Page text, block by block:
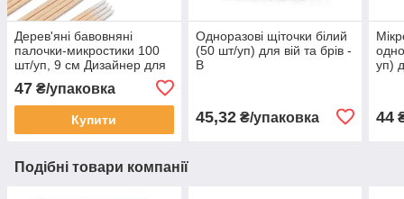
Дерев'яні бавовняні
палочки-микростики 100
шт/уп, 9 см Дизайнер для
нарощування та зняття вій
47 ₴/упаковка
Купити
Одноразові щіточки білий
(50 шт/уп) для вій та брів -
В
45,32₴/упаковка
уп)
44
Подібні товари компанії